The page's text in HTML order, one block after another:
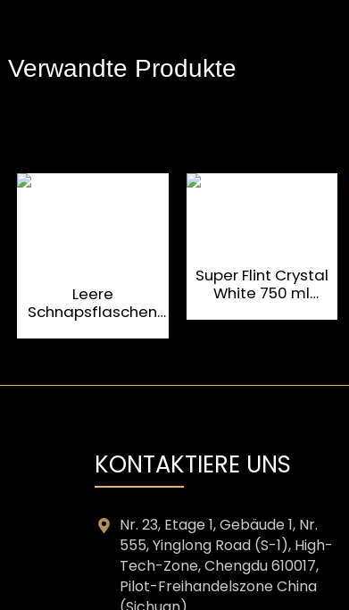
Verwandte Produkte
Leere
Schnapsflaschen
Klarglas-
Super Flint Crystal
White 750 ml
KONTAKTIERE UNS
Nr. 23, Etage 1, Gebäude 1, Nr.
555, Yinglong Road (S-1), High-
Tech-Zone, Chengdu 610017,
Pilot-Freihandelszone China